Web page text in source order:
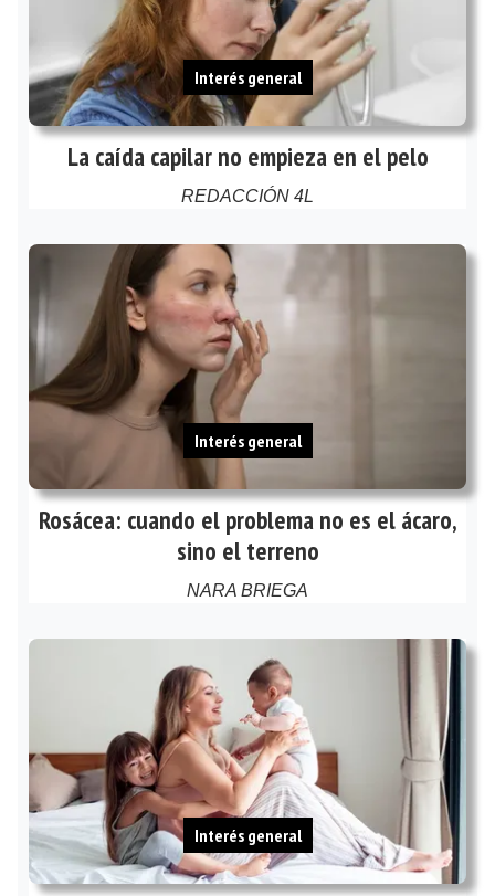
La caída capilar no empieza en el pelo
REDACCIÓN 4L
Interés general
Rosácea: cuando el problema no es el ácaro,
sino el terreno
NARA BRIEGA
Interés general
Interés general